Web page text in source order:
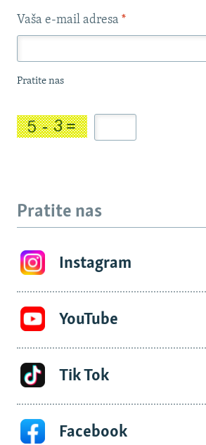
Vaša e-mail adresa *
Pratite nas
Pratite nas
Instagram
YouTube
Tik Tok
Facebook